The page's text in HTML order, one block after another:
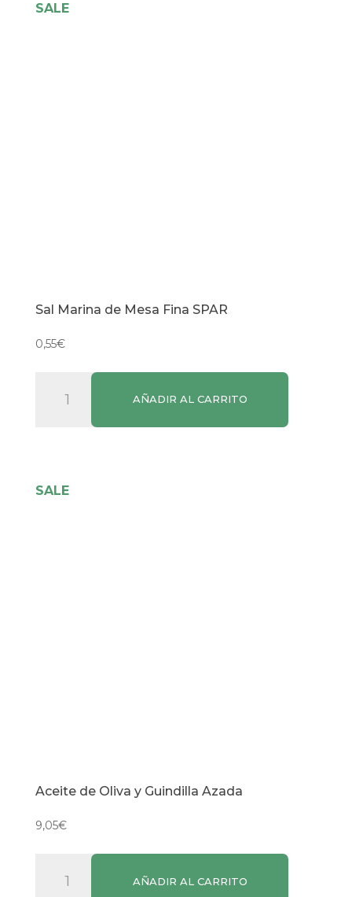
SALE
Sal Marina de Mesa Fina SPAR
0,55€
Marina
SPAR
AÑADIR AL CARRITO
SALE
Aceite de Oliva y Guindilla Azada
9,05€
AÑADIR AL CARRITO